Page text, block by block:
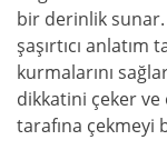
bir derinlik
şaşırtıcı
kurmalarını
dikkatini çeker ve
tarafına çekmeyi